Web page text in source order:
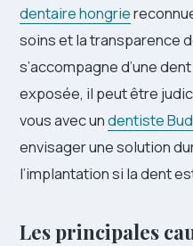
dentaire hongrie
soins et la transparence
s’accompagne d’une
exposée, il peut être
vous avec undentiste
envisager une solution
l’implantation si la dent
Les principales